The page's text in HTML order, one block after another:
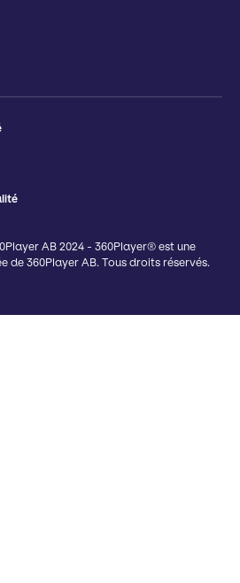
AB 2024 - 360Player® est une
de 360Player AB. Tous droits réservés.